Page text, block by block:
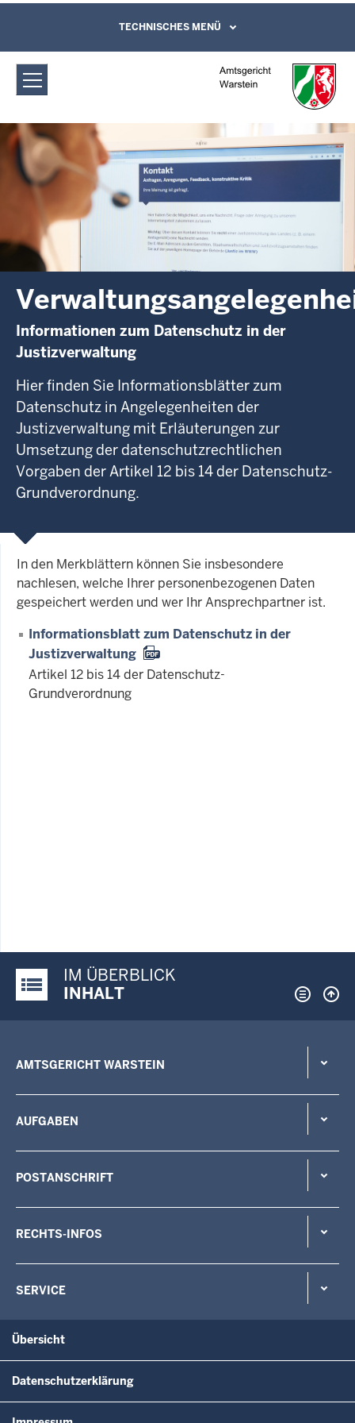
Amtsgericht Warstein:
Verwaltungsangelegenheiten
Direkt zum Inhalt
Leichte Sprache, Gebärdensprachenvideo
und Kontaktformular
TECHNISCHES MENÜ
Informationen zum Datenschutz in der
Justizverwaltung
Hier finden Sie Informationsblätter zum
Datenschutz in Angelegenheiten der
Justizverwaltung mit Erläuterungen zur
Umsetzung der datenschutzrechtlichen
Vorgaben der Artikel 12 bis 14 der Datenschutz-
Grundverordnung.
In den Merkblättern können Sie insbesondere
nachlesen, welche Ihrer personenbezogenen Daten
gespeichert werden und wer Ihr Ansprechpartner ist.
Informationsblatt zum Datenschutz in der
Justizverwaltung
Artikel 12 bis 14 der Datenschutz-
Grundverordnung
Justiz-Portal im Überblick:
IM ÜBERBLICK
INHALT
AMTSGERICHT WARSTEIN
AUFGABEN
POSTANSCHRIFT
RECHTS-INFOS
SERVICE
Übersicht
Datenschutzerklärung